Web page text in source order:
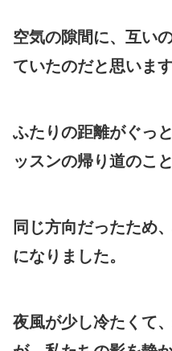
空気の隙間に、互い
ていたのだと思います
ふたりの距離がぐっ
ッスンの帰り道のこ
同じ方向だったため
になりました。
夜風が少し冷たくて